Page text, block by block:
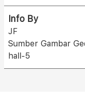
Info By
JF
Sumber Gambar
hall-5